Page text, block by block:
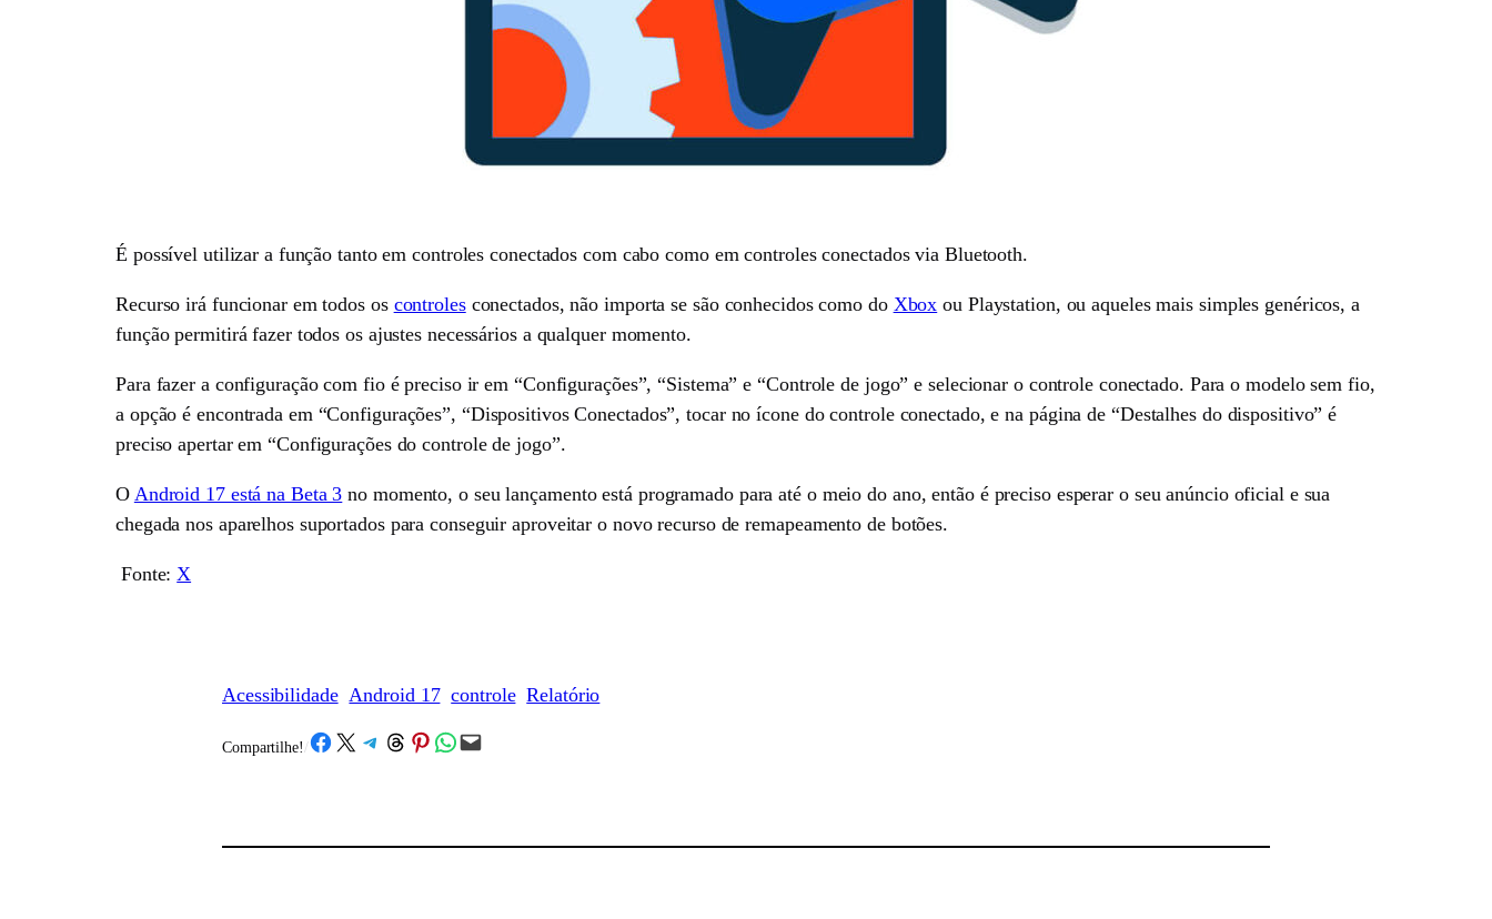
É possível utilizar a função tanto em controles conectados com cabo como em controles conectados via Bluetooth.
Recurso irá funcionar em todos os controlesconectados, não importa se são conhecidos como do Xbox ou Playstation, ou aqueles mais simples genéricos, a
função permitirá fazer todos os ajustes necessários a qualquer momento.
Para fazer a configuração com fio é preciso ir em “Configurações”, “Sistema” e “Controle de jogo” e selecionar o controle conectado. Para o modelo sem fio,
a opção é encontrada em “Configurações”, “Dispositivos Conectados”, tocar no ícone do controle conectado, e na página de “Destalhes do dispositivo” é
preciso apertar em “Configurações do controle de jogo”.
O Android 17 está na Beta 3 no momento, o seu lançamento está programado para até o meio do ano, então é preciso esperar o seu anúncio oficial e sua
chegada nos aparelhos suportados para conseguir aproveitar o novo recurso de remapeamento de botões.
Fonte: X
Acessibilidade Android 17 controle Relatório
Compartilhe!/Share on Facebook
Share on X Share on Telegram
Share on Threads
Share on Pinterest
Share on WhatsApp
Email this Page